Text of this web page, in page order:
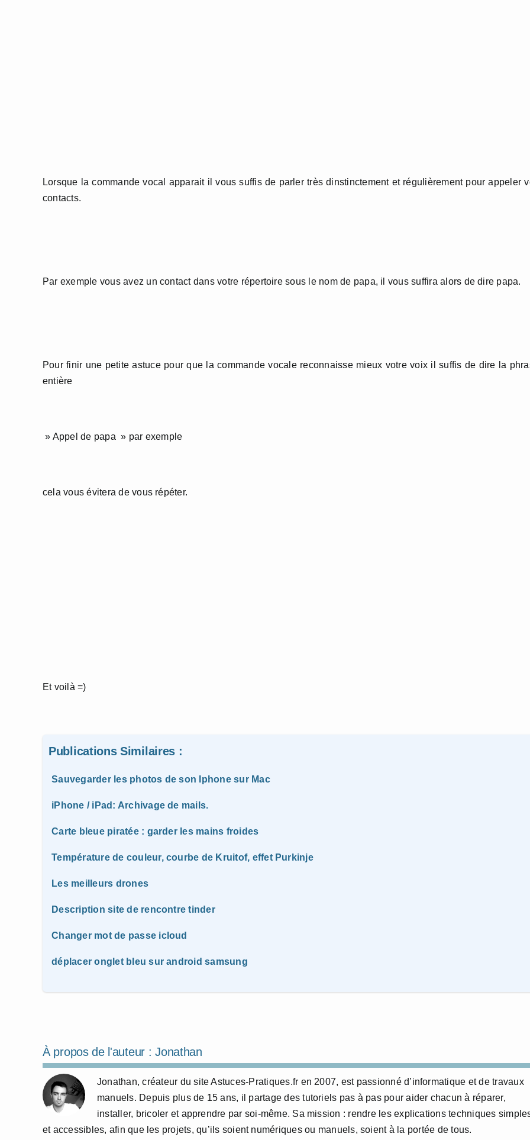
Lorsque la commande vocal apparait il vous suffis de parler très dinstinctement et régulièrement pour appeler
contacts.
Par exemple vous avez un contact dans votre répertoire sous le nom de papa, il vous suffira alors de dire papa.
Pour finir une petite astuce pour que la commande vocale reconnaisse mieux votre voix il suffis de dire la
entière
» Appel de papa » par exemple
cela vous évitera de vous répéter.
Et voilà =)
Publications Similaires :
Sauvegarder les photos de son Iphone sur Mac
iPhone / iPad: Archivage de mails.
Carte bleue piratée : garder les mains froides
Température de couleur, courbe de Kruitof, effet Purkinje
Les meilleurs drones
Description site de rencontre tinder
Changer mot de passe icloud
déplacer onglet bleu sur android samsung
À propos de l'auteur :Jonathan
Jonathan, créateur du site Astuces-Pratiques.fr en 2007, est passionné d’informatique et de travaux
manuels. Depuis plus de 15 ans, il partage des tutoriels pas à pas pour aider chacun à réparer,
installer, bricoler et apprendre par soi-même. Sa mission : rendre les explications techniques
et accessibles, afin que les projets, qu’ils soient numériques ou manuels, soient à la portée de tous.